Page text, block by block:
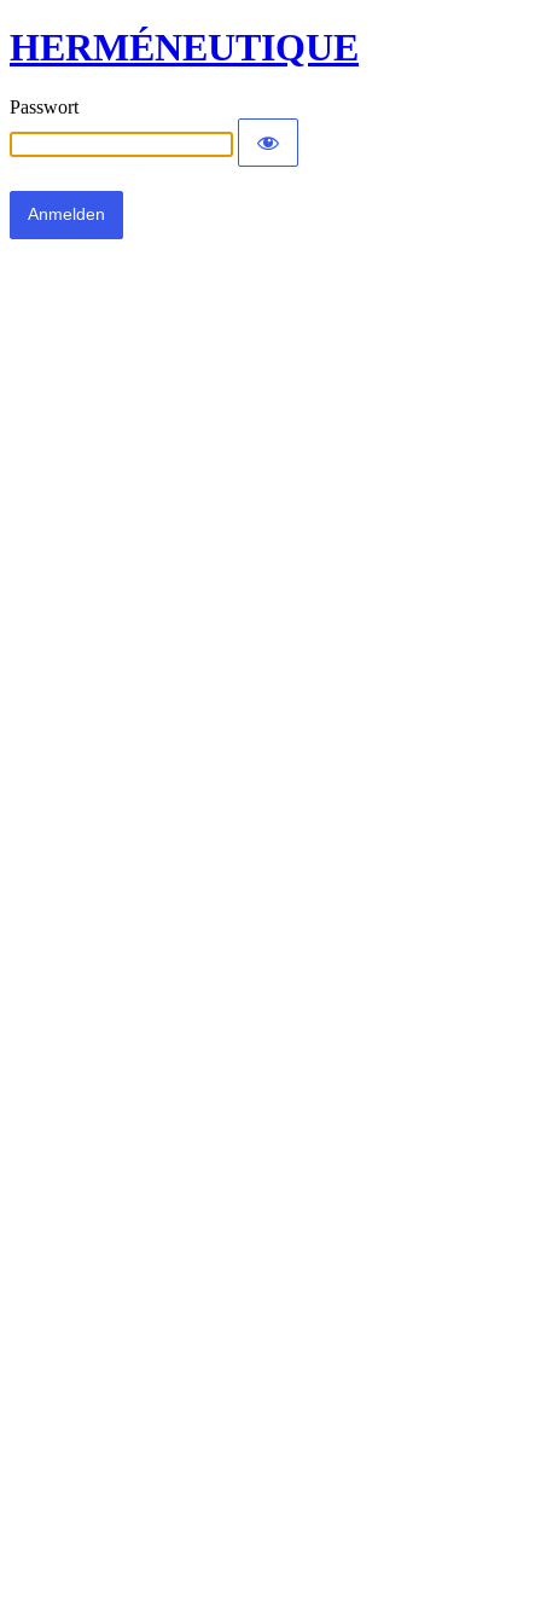
HERMÉNEUTIQUE
Passwort